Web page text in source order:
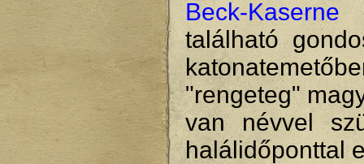
Beck-Kaserne
található
"rengeteg"
van névvel
halálidőponttal